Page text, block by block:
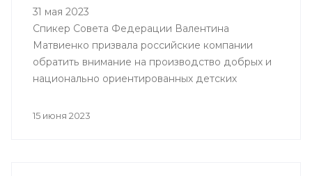
31 мая 2023
Спикер Совета Федерации Валентина
Матвиенко призвала российские компании
обратить внимание на производство добрых и
национально ориентированных детских
15 июня 2023